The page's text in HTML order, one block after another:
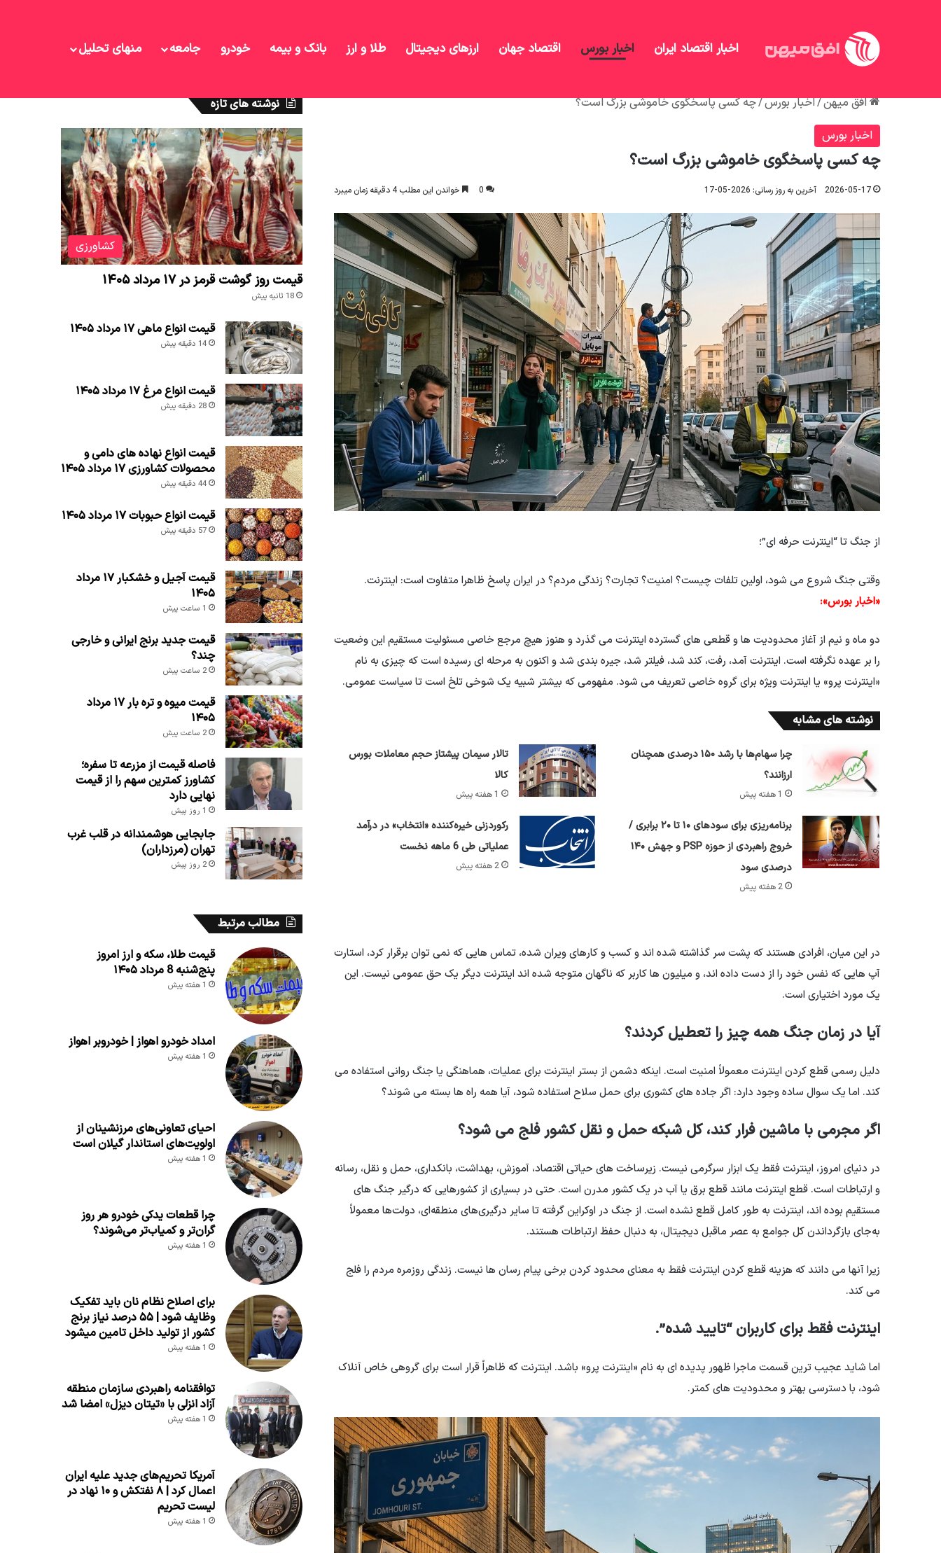
اخبار اقتصاد ایران اخبار بورس اقتصاد جهان ارزهای دیجیتال طلا و ارز بانک و بیمه خودرو جامعه منهای تحلیل
افق میهن/اخبار بورس/چه کسی پاسخگوی خاموشی بزرگ است؟
اخبار بورس
چه کسی پاسخگوی خاموشی بزرگ است؟
2026-05-17 آخرین به روز رسانی: 2026-05-17 0 خواندن این مطلب 4 دقیقه زمان میبرد
از جنگ تا “اینترنت حرفه ای”؛
وقتی جنگ شروع می شود، اولین تلفات چیست؟ امنیت؟ تجارت؟ زندگی مردم؟ در ایران پاسخ ظاهرا متفاوت است: اینترنت.
«اخبار بورس»:
دو ماه و نیم از آغاز محدودیت ها و قطعی های گسترده اینترنت می گذرد و هنوز هیچ مرجع خاصی مسئولیت مستقیم این وضعیت
را بر عهده نگرفته است. اینترنت آمد، رفت، کند شد، فیلتر شد، جیره بندی شد و اکنون به مرحله ای رسیده است که چیزی به نام
«اینترنت پرو» یا اینترنت ویژه برای گروه خاصی تعریف می شود. مفهومی که بیشتر شبیه یک شوخی تلخ است تا سیاست عمومی.
نوشته های مشابه
چرا سهام‌ها با رشد ۱۵۰ درصدی همچنان
ارزانند؟
1 هفته پیش
تالار سیمان پیشتاز حجم معاملات بورس
کالا
1 هفته پیش
برنامه‌ریزی برای سود‌های ۱۰ تا ۲۰ برابری /
خروج راهبردی از حوزه PSP و جهش ۱۴۰
درصدی سود
2 هفته پیش
رکوردزنی خیره‌کننده «انتخاب» در درآمد
عملیاتی طی 6 ماهه نخست
2 هفته پیش
در این میان، افرادی هستند که پشت سر گذاشته شده اند و کسب و کارهای ویران شده، تماس هایی که نمی توان برقرار کرد، استارت
آپ هایی که نفس خود را از دست داده اند، و میلیون ها کاربر که ناگهان متوجه شده اند اینترنت دیگر یک حق عمومی نیست. این
یک مورد اختیاری است.
آیا در زمان جنگ همه چیز را تعطیل کردند؟
دلیل رسمی قطع کردن اینترنت معمولاً امنیت است. اینکه دشمن از بستر اینترنت برای عملیات، هماهنگی یا جنگ روانی استفاده می
کند. اما یک سوال ساده وجود دارد: اگر جاده های کشوری برای حمل سلاح استفاده شود، آیا همه راه ها بسته می شوند؟
اگر مجرمی با ماشین فرار کند، کل شبکه حمل و نقل کشور فلج می شود؟
در دنیای امروز، اینترنت فقط یک ابزار سرگرمی نیست. زیرساخت های حیاتی اقتصاد، آموزش، بهداشت، بانکداری، حمل و نقل، رسانه
و ارتباطات است. قطع اینترنت مانند قطع برق یا آب در یک کشور مدرن است. حتی در بسیاری از کشورهایی که درگیر جنگ های
مستقیم بوده اند، اینترنت به طور کامل قطع نشده است. از جنگ در اوکراین گرفته تا سایر درگیری‌های منطقه‌ای، دولت‌ها معمولاً
به‌جای بازگرداندن کل جوامع به عصر ماقبل دیجیتال، به دنبال حفظ ارتباطات هستند.
زیرا آنها می دانند که هزینه قطع کردن اینترنت فقط به معنای محدود کردن برخی پیام رسان ها نیست. زندگی روزمره مردم را فلج
می کند.
اینترنت فقط برای کاربران “تایید شده”.
اما شاید عجیب ترین قسمت ماجرا ظهور پدیده ای به نام «اینترنت پرو» باشد. اینترنت که ظاهراً قرار است برای گروهی خاص آنلاک
شود، با دسترسی بهتر و محدودیت های کمتر.
نوشته های تازه
کشاورزی
قیمت روز گوشت قرمز در ۱۷ مرداد ۱۴۰۵
18 ثانیه پیش
قیمت انواع ماهی ۱۷ مرداد ۱۴۰۵
14 دقیقه پیش
قیمت انواع مرغ ۱۷ مرداد ۱۴۰۵
28 دقیقه پیش
قیمت انواع نهاده های دامی و
محصولات کشاورزی ۱۷ مرداد ۱۴۰۵
44 دقیقه پیش
قیمت انواع حبوبات ۱۷ مرداد ۱۴۰۵
57 دقیقه پیش
قیمت آجیل و خشکبار ۱۷ مرداد
۱۴۰۵
1 ساعت پیش
قیمت جدید برنج ایرانی و خارجی
چند؟
2 ساعت پیش
قیمت میوه و تره بار ۱۷ مرداد
۱۴۰۵
2 ساعت پیش
فاصله قیمت از مزرعه تا سفره؛
کشاورز کمترین سهم را از قیمت
نهایی دارد
1 روز پیش
جابجایی هوشمندانه در قلب غرب
تهران (مرزداران)
2 روز پیش
مطالب مرتبط
قیمت طلا، سکه و ارز امروز
پنج‌شنبه 8 مرداد ۱۴۰۵
1 هفته پیش
امداد خودرو اهواز | خودروبر اهواز
1 هفته پیش
احیای تعاونی‌های مرزنشینان از
اولویت‌های استاندار گیلان است
1 هفته پیش
چرا قطعات یدکی خودرو هر روز
گران‌تر و کمیاب‌تر می‌شوند؟
1 هفته پیش
برای اصلاح نظام نان باید تفکیک
وظایف شود | ۵۵ درصد نیاز برنج
کشور از تولید داخل تامین میشود
1 هفته پیش
توافقنامه راهبردی سازمان منطقه
آزاد انزلی با «تیتان دیزل» امضا شد
1 هفته پیش
آمریکا تحریم‌های جدید علیه ایران
اعمال کرد | ۸ نفتکش و ۱۰ نهاد در
لیست تحریم
1 هفته پیش